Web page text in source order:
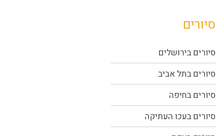
סיורים
סיורים בירושלים
סיורים בתל אביב
סיורים בחיפה
סיורים בעכו העתיקה